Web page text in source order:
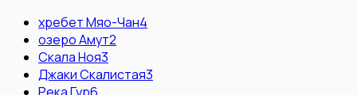
хребет Мяо-Чан4
озеро Амут2
Скала Ноя3
Джаки Скалистая3